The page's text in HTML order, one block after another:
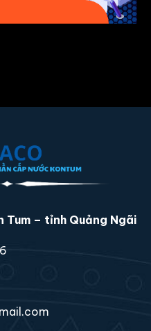
Tum – tỉnh Quảng Ngãi